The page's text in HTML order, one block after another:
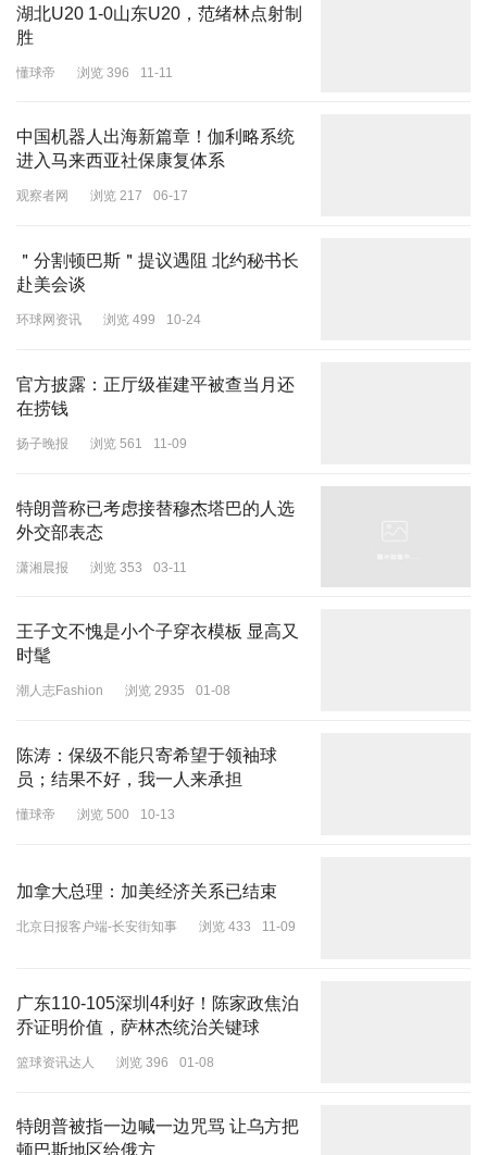
表面的装饰，可挖掘的内涵更具美学价值。
潮流的更替跟他们并没有多大的关系，自我构建的审美体系里，
历久弥新，越是精华所在。
湖北U20 1-0山东U20，范绪林点射制
胜
懂球帝 浏览 396 11-11
中国机器人出海新篇章！伽利略系统
进入马来西亚社保康复体系
观察者网 浏览 217 06-17
＂分割顿巴斯＂提议遇阻 北约秘书长
赴美会谈
环球网资讯 浏览 499 10-24
官方披露：正厅级崔建平被查当月还
在捞钱
扬子晚报 浏览 561 11-09
特朗普称已考虑接替穆杰塔巴的人选
外交部表态
潇湘晨报 浏览 353 03-11
王子文不愧是小个子穿衣模板 显高又
时髦
潮人志Fashion 浏览 2935 01-08
陈涛：保级不能只寄希望于领袖球
员；结果不好，我一人来承担
懂球帝 浏览 500 10-13
加拿大总理：加美经济关系已结束
北京日报客户端-长安街知事 浏览 433 11-09
广东110-105深圳4利好！陈家政焦泊
乔证明价值，萨林杰统治关键球
篮球资讯达人 浏览 396 01-08
特朗普被指一边喊一边咒骂 让乌方把
顿巴斯地区给俄方